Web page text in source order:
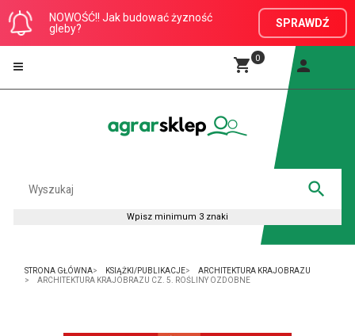
NOWOŚĆ!! Jak budować żyzność
gleby?
SPRAWDŹ
0
STRONA GŁÓWNA KSIĄŻKI/PUBLIKACJE
ARCHITEKTURA KRAJOBRAZU
ARCHITEKTURA KRAJOBRAZU CZ. 5. ROŚLINY OZDOBNE